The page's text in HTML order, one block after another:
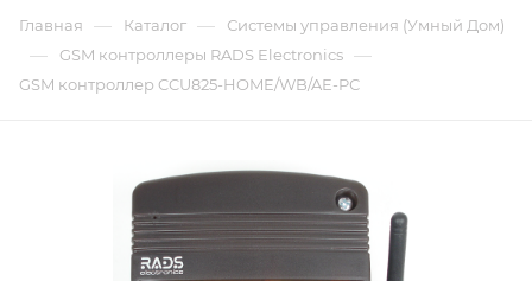
Главная — Каталог — Системы управления (Умный Дом)
— GSM контроллеры RADS Electronics —
GSM контроллер CCU825-HOME/WB/AE-PС